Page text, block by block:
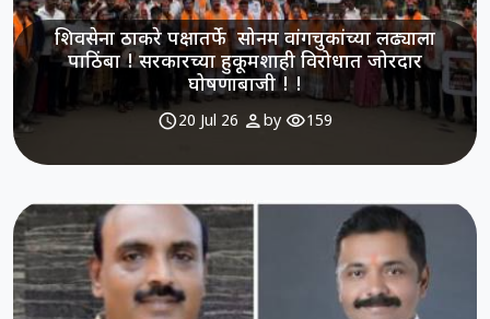
शिवसेना ठाकरे पक्षातर्फे सोनम वांगचुकांच्या लढ्याला
पाठिंबा ! सरकारच्या हुकूमशाही विरोधात जोरदार
घोषणाबाजी ! !
schedule20 Jul 26 personby visibility159